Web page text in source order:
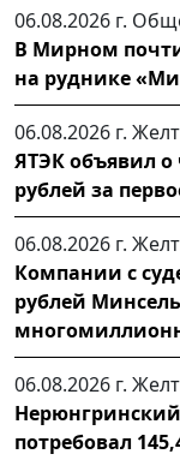
06.08.2026 г.
В Мирном
на руднике
06.08.2026 г.
ЯТЭК объявил
рублей за
06.08.2026 г.
Компании с
рублей
06.08.2026 г.
потребовал